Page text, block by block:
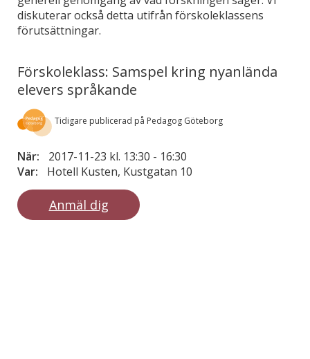
diskuterar också detta utifrån förskoleklassens
förutsättningar.
Förskoleklass: Samspel kring nyanlända
elevers språkande
Tidigare publicerad på Pedagog Göteborg
När: 2017-11-23 kl. 13:30 - 16:30
Var:
Hotell Kusten, Kustgatan 10
Anmäl dig